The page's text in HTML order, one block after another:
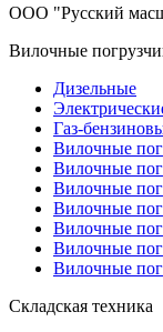
ООО "Русский
Вилочные
Дизельные
Газ-
Вилочные
Вилочные
Вилочные
Вилочные
Вилочные
Вилочные
Вилочные
Складская техника